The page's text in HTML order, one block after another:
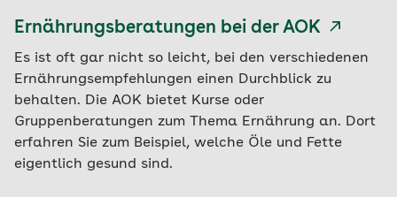
Ernährungsberatungen bei der AOK
Es ist oft gar nicht so leicht, bei den verschiedenen
Ernährungsempfehlungen einen Durchblick zu
behalten. Die AOK bietet Kurse oder
Gruppenberatungen zum Thema Ernährung an. Dort
erfahren Sie zum Beispiel, welche Öle und Fette
eigentlich gesund sind.